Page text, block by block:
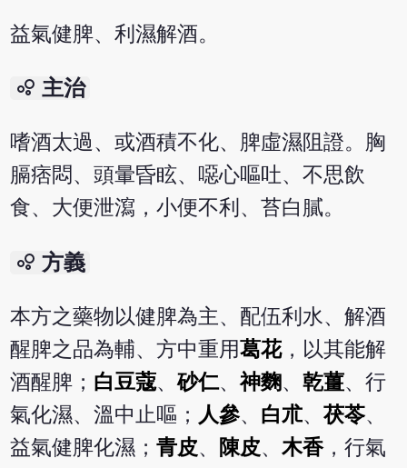
益氣健脾、利濕解酒。
bubble_chart 主治
嗜酒太過、或酒積不化、脾虛濕阻證。胸
膈痞悶、頭暈昏眩、噁心嘔吐、不思飲
食、大便泄瀉，小便不利、苔白膩。
bubble_chart 方義
本方之藥物以健脾為主、配伍利水、解酒
醒脾之品為輔、方中重用葛花，以其能解
酒醒脾； 白豆蔻、砂仁、神麴、乾薑、行
氣化濕、溫中止嘔； 人參、 白朮、茯苓、
益氣健脾化濕；青皮、 陳皮、木香，行氣